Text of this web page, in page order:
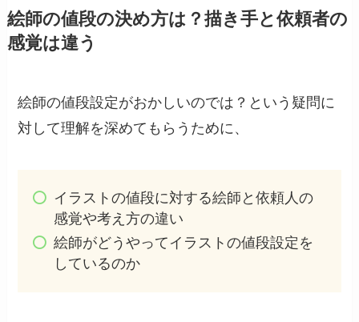
絵師の値段の決め方は？描き手と依頼者の
感覚は違う
絵師の値段設定がおかしいのでは？という疑問に
対して理解を深めてもらうために、
イラストの値段に対する絵師と依頼人の
感覚や考え方の違い
絵師がどうやってイラストの値段設定を
しているのか